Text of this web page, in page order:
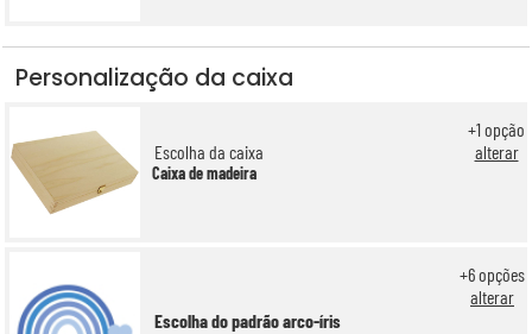
Personalização da caixa
Escolha da caixa
Caixa de madeira
+1opção
alterar
Escolha do padrão arco-íris
+6opções
alterar